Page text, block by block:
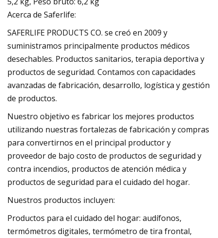
Acerca de Saferlife:
SAFERLIFE PRODUCTS CO. se creó en 2009 y
suministramos principalmente productos médicos
desechables. Productos sanitarios, terapia deportiva y
productos de seguridad. Contamos con capacidades
avanzadas de fabricación, desarrollo, logística y gestión
de productos.
Nuestro objetivo es fabricar los mejores productos
utilizando nuestras fortalezas de fabricación y compras
para convertirnos en el principal productor y
proveedor de bajo costo de productos de seguridad y
contra incendios, productos de atención médica y
productos de seguridad para el cuidado del hogar.
Nuestros productos incluyen:
Productos para el cuidado del hogar: audífonos,
termómetros digitales, termómetro de tira frontal,